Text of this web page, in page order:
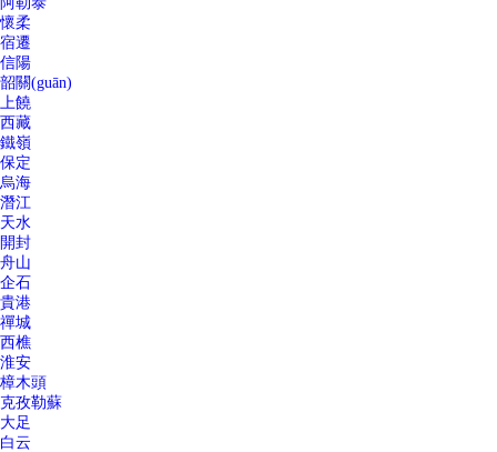
懷柔
宿遷
信陽
韶關(guān)
上饒
西藏
鐵嶺
保定
烏海
潛江
天水
開封
舟山
企石
貴港
禪城
西樵
淮安
樟木頭
克孜勒蘇
大足
白云